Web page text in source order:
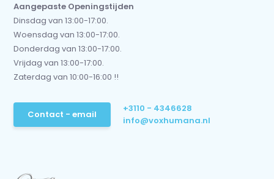
Aangepaste Openingstijden
Dinsdag van 13:00-17:00.
Woensdag van 13:00-17:00.
Donderdag van 13:00-17:00.
Vrijdag van 13:00-17:00.
Zaterdag van 10:00-16:00 !!
Contact - email
+3110 - 4346628
info@voxhumana.nl